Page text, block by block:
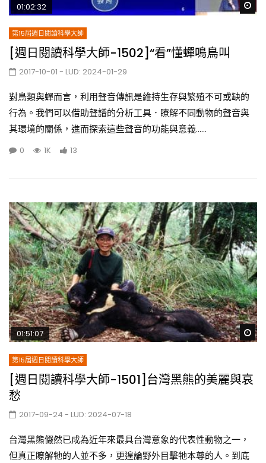
01:02:32
第15屆週日閱讀科學大師
[週日閱讀科學大師-1502]“看”懂蟬鳴鳥叫
2017-10-01 - LUD: 2024-01-29
對鳥類與蟬而言，利用聲音傳訊是維持生存與繁殖不可或缺的
行為。我們可以借助聲譜的分析工具．瞭解不同動物的聲音與
其環境的關係，進而探索這些聲音的功能與意義......
0 1K 13
01:51:07
第15屆週日閱讀科學大師
[週日閱讀科學大師-1501]台灣黑熊的美麗與哀
愁
2017-09-24 - LUD: 2024-07-18
台灣黑熊儼然已成為近年來最具台灣意象的代表性動物之一，
但真正瞭解牠的人並不多，更遑論野外目擊牠本尊的人。到底